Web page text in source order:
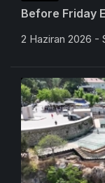
Before Friday
2 Haziran 2026 -